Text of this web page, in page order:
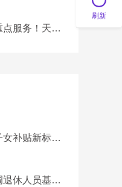
这些老人重点服务！天津拟发布公建民营养老机构管理办法！
四川独生子女补贴新标准2022 2022年四川独生子女父母退休养老金有多少
南阳市上调退休人员基本养老金 自1月起补发，7月底前发放到位
刷新